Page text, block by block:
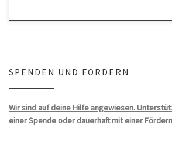
SPENDEN UND FÖRDERN
Wir sind auf deine Hilfe angewiesen.
einer Spende oder dauerhaft mit einer